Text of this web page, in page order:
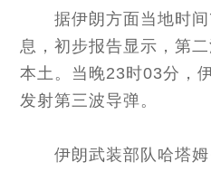
据伊朗方面当地时间
息，初步报告显示，第
本土。当晚23时03分，
发射第三波导弹。
伊朗武装部队哈塔姆·